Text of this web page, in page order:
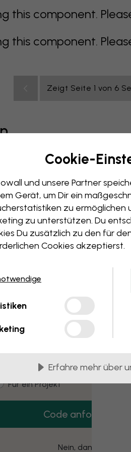
this component.
this component.
Zeigt Seite 1 von 6
bunt orange rosa
Büro Jugendzimmer
this component.
Cookie-
und unsere Partner
Gerät, um Dir ein
zu ermöglichen
zu unterstützen. Du
Du zusätzlich zu den für
Cookies akzeptierst.
Erfahre mehr über
3 kostenlose
dir 3 Tapetenmuster gratis nach
type
Für mich
Für ein Projekt
Code anfordern
Nein, danke